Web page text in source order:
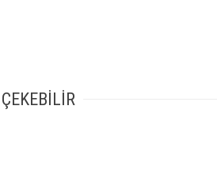
ÇEKEBİLİR